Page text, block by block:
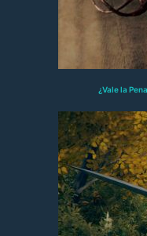
¿Vale la